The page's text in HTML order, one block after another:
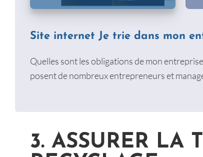
Site internet Je trie dans mon
Quelles sont les obligations de mon
posent de nombreux entrepreneurs et
3. ASSURER LA